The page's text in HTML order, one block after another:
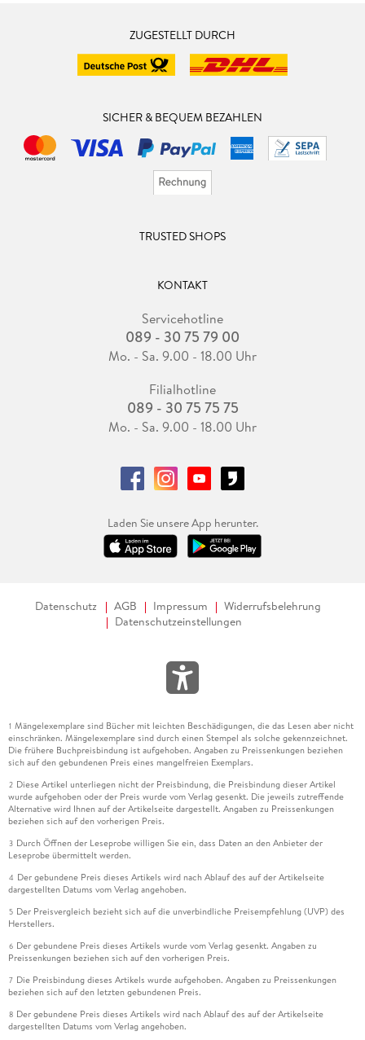
ZUGESTELLT DURCH
SICHER & BEQUEM BEZAHLEN
TRUSTED SHOPS
KONTAKT
Servicehotline
089 - 30 75 79 00
Mo. - Sa. 9.00 - 18.00 Uhr
Filialhotline
089 - 30 75 75 75
Mo. - Sa. 9.00 - 18.00 Uhr
Laden Sie unsere App herunter.
Datenschutz AGB Impressum
Widerrufsbelehrung
Datenschutzeinstellungen
1 Mängelexemplare sind Bücher mit leichten Beschädigungen, die das Lesen aber nicht
einschränken. Mängelexemplare sind durch einen Stempel als solche gekennzeichnet.
Die frühere Buchpreisbindung ist aufgehoben. Angaben zu Preissenkungen beziehen
sich auf den gebundenen Preis eines mangelfreien Exemplars.
2 Diese Artikel unterliegen nicht der Preisbindung, die Preisbindung dieser Artikel
wurde aufgehoben oder der Preis wurde vom Verlag gesenkt. Die jeweils zutreffende
Alternative wird Ihnen auf der Artikelseite dargestellt. Angaben zu Preissenkungen
beziehen sich auf den vorherigen Preis.
3 Durch Öffnen der Leseprobe willigen Sie ein, dass Daten an den Anbieter der
Leseprobe übermittelt werden.
4 Der gebundene Preis dieses Artikels wird nach Ablauf des auf der Artikelseite
dargestellten Datums vom Verlag angehoben.
5 Der Preisvergleich bezieht sich auf die unverbindliche Preisempfehlung (UVP) des
Herstellers.
6 Der gebundene Preis dieses Artikels wurde vom Verlag gesenkt. Angaben zu
Preissenkungen beziehen sich auf den vorherigen Preis.
7 Die Preisbindung dieses Artikels wurde aufgehoben. Angaben zu Preissenkungen
beziehen sich auf den letzten gebundenen Preis.
8 Der gebundene Preis dieses Artikels wird nach Ablauf des auf der Artikelseite
dargestellten Datums vom Verlag angehoben.